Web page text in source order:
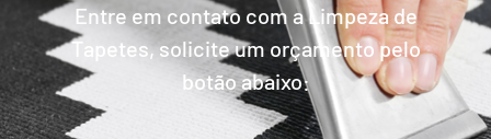
Entre em contato com a Limpeza de
Tapetes, solicite um orçamento pelo
botão abaixo: